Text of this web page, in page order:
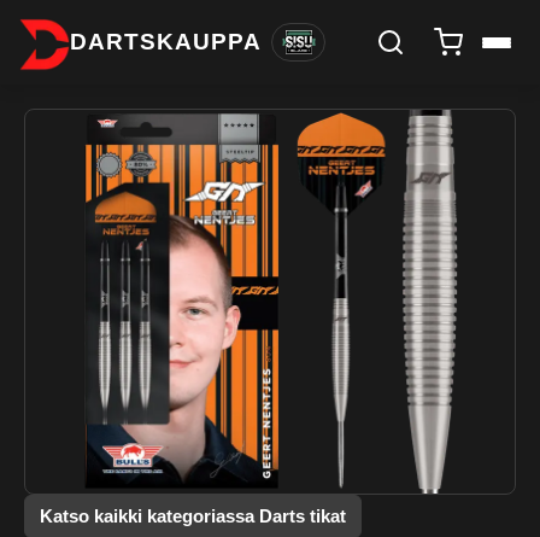
DARTSKAUPPA
Katso kaikki kategoriassa Darts tikat